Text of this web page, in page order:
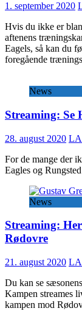
1. september 2020
Hvis du ikke er
aftenens
Eagels, så kan du
foregående
News
Streaming: Se
28. august 2020
For de mange der
Eagles og
News
Streaming:
Rødovre
21. august 2020
Du kan se
Kampen streames
kampen mod